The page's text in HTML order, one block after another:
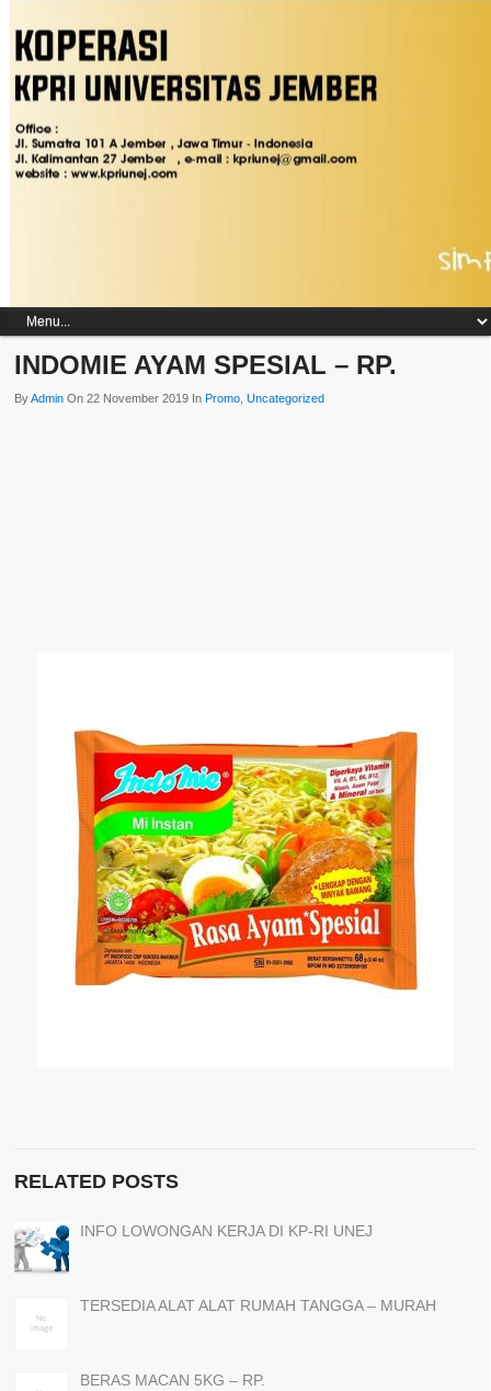
INDOMIE AYAM SPESIAL – RP.
ByAdmin On 22 November 2019 In Promo,Uncategorized
RELATED POSTS
INFO LOWONGAN KERJA DI KP-RI UNEJ
TERSEDIA ALAT ALAT RUMAH TANGGA – MURAH
BERAS MACAN 5KG – RP.